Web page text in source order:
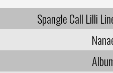
Spangle Call Lilli